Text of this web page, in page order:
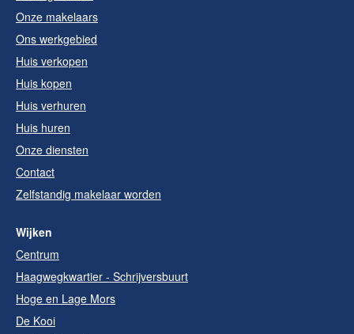
Onze makelaars
Ons werkgebied
Huis verkopen
Huis kopen
Huis verhuren
Huis huren
Onze diensten
Contact
Zelfstandig makelaar worden
Wijken
Centrum
Haagwegkwartier - Schrijversbuurt
Hoge en Lage Mors
De Kooi